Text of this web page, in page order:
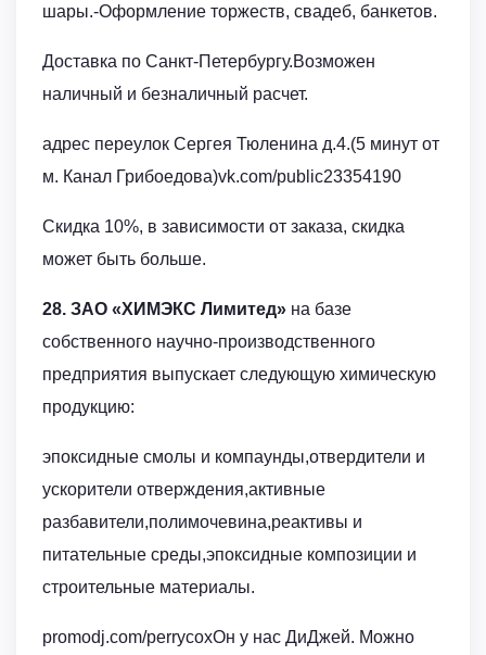
шары.-Оформление торжеств, свадеб, банкетов.
Доставка по Санкт-Петербургу.Возможен
наличный и безналичный расчет.
адрес переулок Сергея Тюленина д.4.(5 минут от
м. Канал Грибоедова)vk.com/public23354190
Скидка 10%, в зависимости от заказа, скидка
может быть больше.
28. ЗАО «ХИМЭКС Лимитед» на базе
собственного научно-производственного
предприятия выпускает следующую химическую
продукцию:
эпоксидные смолы и компаунды,отвердители и
ускорители отверждения,активные
разбавители,полимочевина,реактивы и
питательные среды,эпоксидные композиции и
строительные материалы.
promodj.com/perrycoxОн у нас ДиДжей. Можно